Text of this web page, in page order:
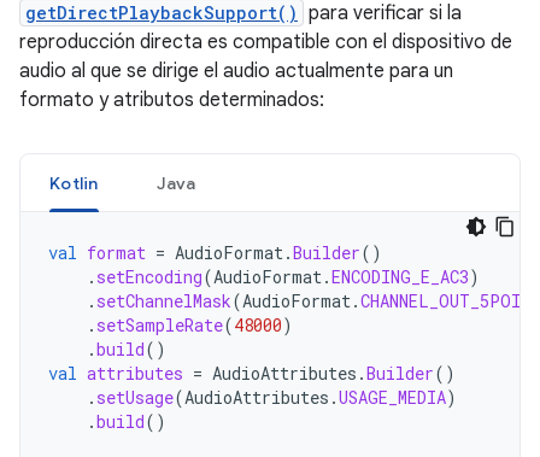
getDirectPlaybackSupport() para verificar si la
reproducción directa es compatible con el dispositivo de
audio al que se dirige el audio actualmente para un
formato y atributos determinados:
Kotlin Java
val format = AudioFormat.Builder()
. setEncoding(AudioFormat.ENCODING_E_AC3)
. setChannelMask(AudioFormat.
. setSampleRate(48000)
.build()
val attributes = AudioAttributes .Builder()
. setUsage(AudioAttributes .USAGE_MEDIA)
.build()